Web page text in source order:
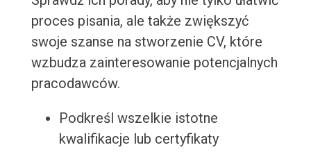
proces pisania, ale także zwiększyć
swoje szanse na stworzenie CV, które
wzbudza zainteresowanie potencjalnych
pracodawców.
Podkreśl wszelkie istotne
kwalifikacje lub certyfikaty